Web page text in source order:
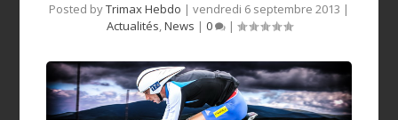
Posted byTrimax Hebdo | vendredi 6 septembre 2013 |
Actualités,News | 0 |